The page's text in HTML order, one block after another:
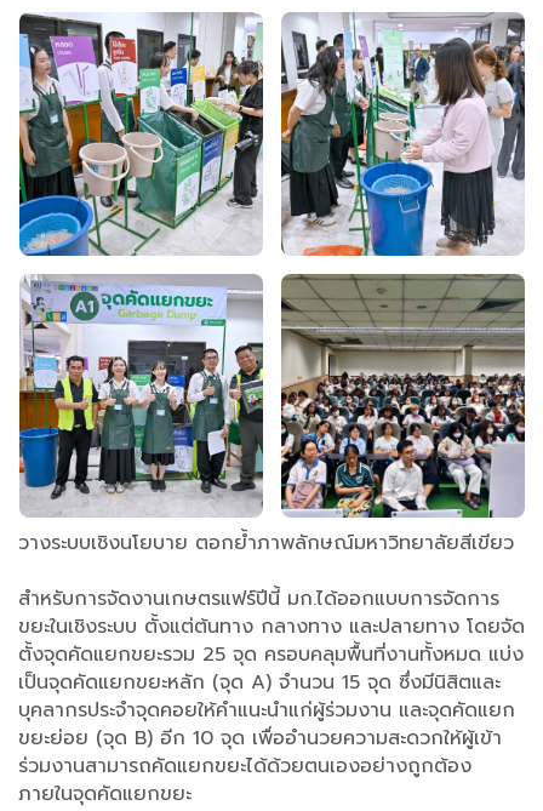
วางระบบเชิงนโยบาย ตอกย้ำภาพลักษณ์มหาวิทยาลัยสีเขียว
สำหรับการจัดงานเกษตรแฟร์ปีนี้ มก.ได้ออกแบบการจัดการ
ขยะในเชิงระบบ ตั้งแต่ต้นทาง กลางทาง และปลายทาง โดยจัด
ตั้งจุดคัดแยกขยะรวม 25 จุด ครอบคลุมพื้นที่งานทั้งหมด แบ่ง
เป็นจุดคัดแยกขยะหลัก (จุด A) จำนวน 15 จุด ซึ่งมีนิสิตและ
บุคลากรประจำจุดคอยให้คำแนะนำแก่ผู้ร่วมงาน และจุดคัดแยก
ขยะย่อย (จุด B) อีก 10 จุด เพื่ออำนวยความสะดวกให้ผู้เข้า
ร่วมงานสามารถคัดแยกขยะได้ด้วยตนเองอย่างถูกต้อง
ภายในจุดคัดแยกขยะ